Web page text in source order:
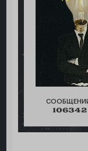
106342